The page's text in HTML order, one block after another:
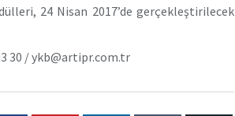
24 Nisan 2017’de gerçekleştirilecek
30 / ykb@artipr.com.tr